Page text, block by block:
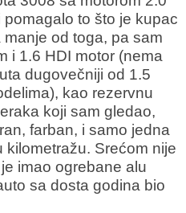
to što je kupac
od toga, pa sam
i 1.6 HDI motor (nema
dugovečniji od 1.5
kao rezervnu
koji sam gledao,
farban, i samo jedna
kilometražu. Srećom nije
imao ogrebane alu
sa dosta godina bio